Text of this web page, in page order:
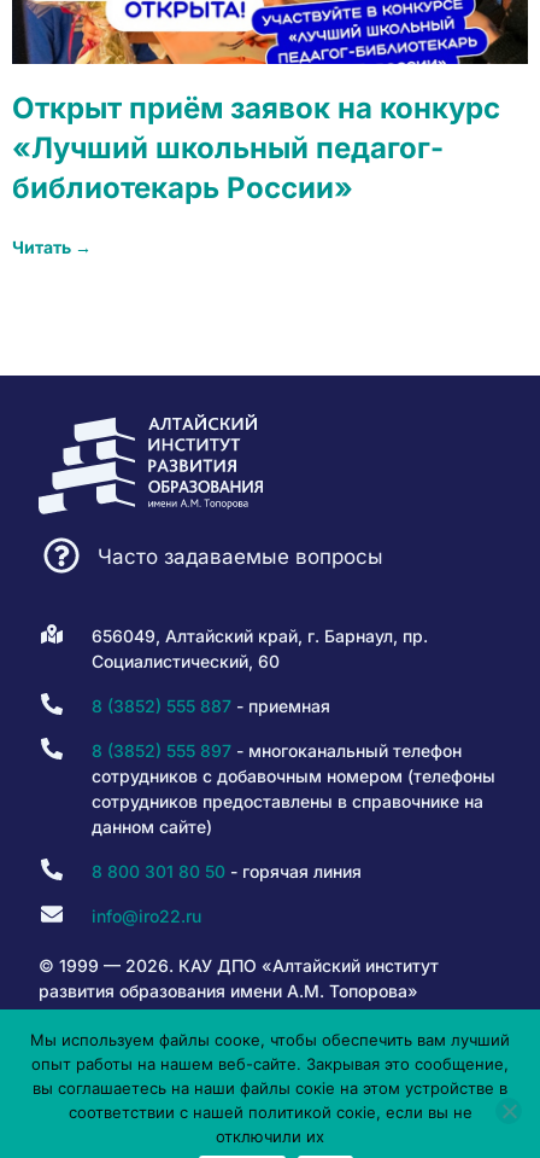
Открыт приём заявок на конкурс
«Лучший школьный педагог-
библиотекарь России»
Читать →
Часто задаваемые вопросы
656049, Алтайский край, г. Барнаул, пр.
Социалистический, 60
8 (3852) 555 887- приемная
8 (3852) 555 897- многоканальный телефон
сотрудников с добавочным номером (телефоны
сотрудников предоставлены в справочнике на
данном сайте)
8 800 301 80 50- горячая линия
info@iro22.ru
© 1999 — 2026. КАУ ДПО «Алтайский институт
развития образования имени А.М. Топорова»
6+
Мы используем файлы сооке, чтобы обеспечить вам лучший
опыт работы на нашем веб-сайте. Закрывая это сообщение,
вы соглашаетесь на наши файлы сокіе на этом устройстве в
соответствии с нашей политикой сокіе, если вы не
отключили их